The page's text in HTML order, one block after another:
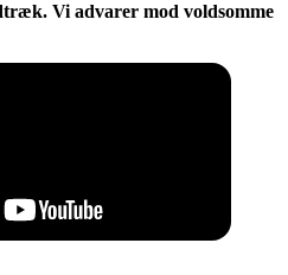
Vi advarer mod voldsomme